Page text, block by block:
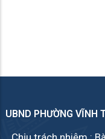
UBND PHƯỜNG VĨNH